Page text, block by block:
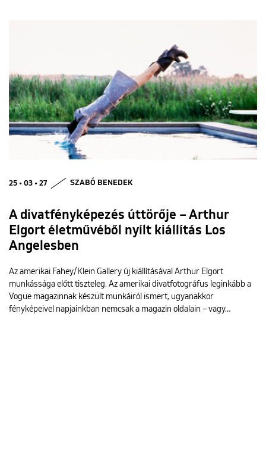
25 • 03 • 27 SZABÓ BENEDEK
A divatfényképezés úttörője – Arthur
Elgort életművéből nyílt kiállítás Los
Angelesben
Az amerikai Fahey/Klein Gallery új kiállításával Arthur Elgort
munkássága előtt tiszteleg. Az amerikai divatfotográfus leginkább a
Vogue magazinnak készült munkáiról ismert, ugyanakkor
fényképeivel napjainkban nemcsak a magazin oldalain – vagy…